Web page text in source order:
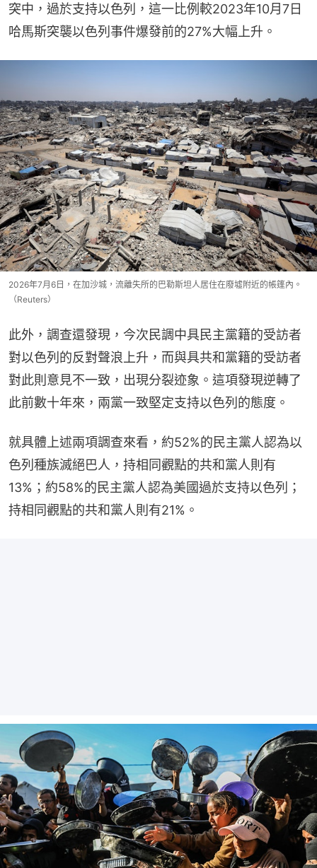
突中，過於支持以色列，這一比例較2023年10月7日
哈馬斯突襲以色列事件爆發前的27%大幅上升。
2026年7月6日，在加沙城，流離失所的巴勒斯坦人居住在廢墟附近的帳篷內。
（Reuters）
此外，調查還發現，今次民調中具民主黨籍的受訪者
對以色列的反對聲浪上升，而與具共和黨籍的受訪者
對此則意見不一致，出現分裂迹象。這項發現逆轉了
此前數十年來，兩黨一致堅定支持以色列的態度。
就具體上述兩項調查來看，約52%的民主黨人認為以
色列種族滅絕巴人，持相同觀點的共和黨人則有
13%；約58%的民主黨人認為美國過於支持以色列；
持相同觀點的共和黨人則有21%。